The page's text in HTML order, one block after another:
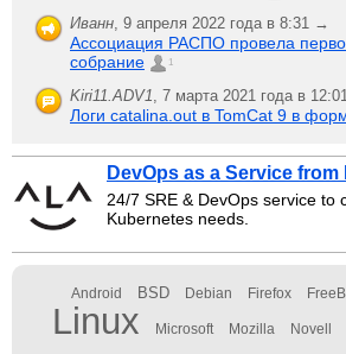
Иванн, 9 апреля 2022 года в 8:31 →
Ассоциация РАСПО провела
собрание
1
Kiri11.ADV1, 7 марта 2021 года в
Логи catalina.out в TomCat 9 в
DevOps as a Service from
24/7 SRE & DevOps service to
Kubernetes needs.
Android BSD Debian Firefox
Linux Microsoft Mozilla Novell